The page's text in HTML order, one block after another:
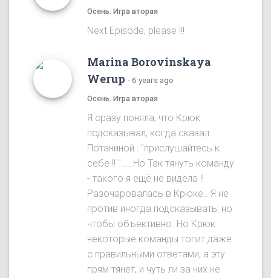
Осень. Игра вторая
Next Episode, please !!!
Marina Borovinskaya
Werup · 6 years ago
Осень. Игра вторая
Я сразу понялa, что Крюк
подсказывал, когда сказал
Потаниной : "прислушайтесь к
себе !! ".....Ho Так тянуть команду
- такого я ещё не видела !!
Разочаровалась в Крюке.. Я не
против иногда подсказывать, но
чтобы объективно. Ho Крюк
некоторые команды топит даже
с правильными ответами, а эту
прям тянет, и чуть ли за них не